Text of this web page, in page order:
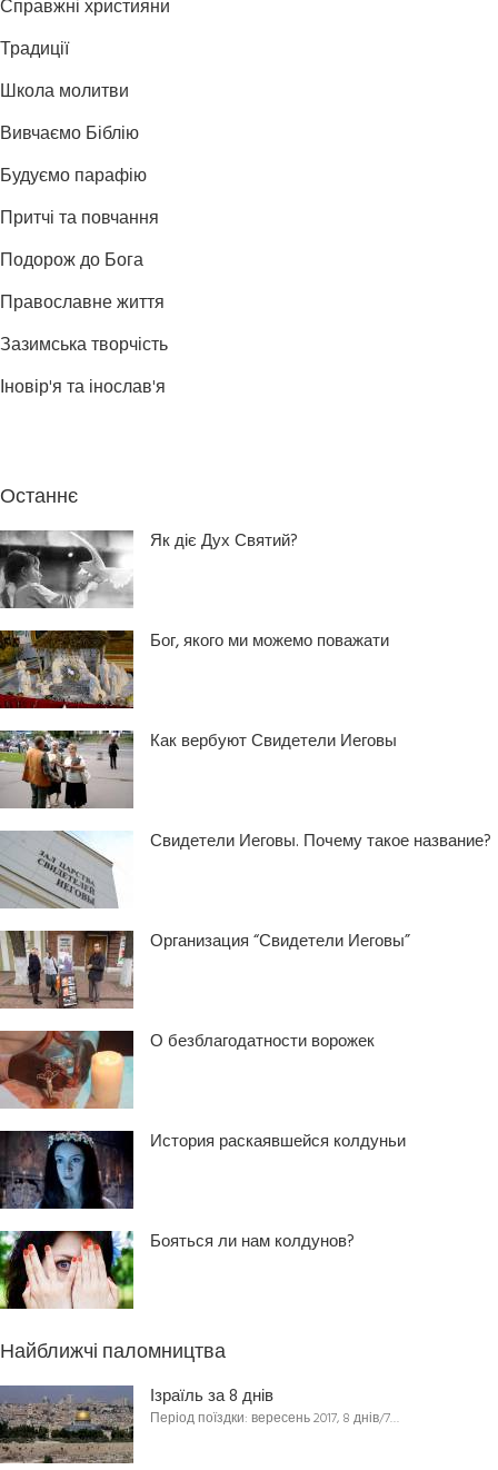
Справжні християни
Традиції
Школа молитви
Вивчаємо Біблію
Будуємо парафію
Притчі та повчання
Подорож до Бога
Православне життя
Зазимська творчість
Іновір'я та інослав'я
Останнє
Як діє Дух Святий?
Бог, якого ми можемо поважати
Как вербуют Свидетели Иеговы
Свидетели Иеговы. Почему такое название?
Организация “Свидетели Иеговы”
О безблагодатности ворожек
История раскаявшейся колдуньи
Бояться ли нам колдунов?
Найближчі паломництва
Ізраїль за 8 днів
Період поїздки: вересень 2017, 8 днів/7…